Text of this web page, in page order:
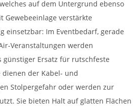
auf dem Untergrund ebenso
Gewebeeinlage verstärkte
einsetzbar: Im Eventbedarf, gerade
Veranstaltungen werden
günstiger Ersatz für rutschfeste
dienen der Kabel- und
Stolpergefahr oder werden zur
Sie bieten Halt auf glatten Flächen